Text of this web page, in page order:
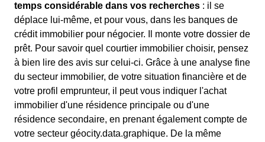
temps considérable dans vos recherches : il se
déplace lui-même, et pour vous, dans les banques de
crédit immobilier pour négocier. Il monte votre dossier de
prêt. Pour savoir quel courtier immobilier choisir, pensez
à bien lire des avis sur celui-ci. Grâce à une analyse fine
du secteur immobilier, de votre situation financière et de
votre profil emprunteur, il peut vous indiquer l'achat
immobilier d'une résidence principale ou d'une
résidence secondaire, en prenant également compte de
votre secteur géocity.data.graphique. De la même